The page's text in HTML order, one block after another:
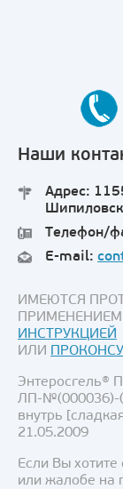
Наши
Адрес:
Телефон/
E-mail:
ИМЕЮТСЯ
ИНСТРУКЦИЕЙ
ИЛИ
Энтеросгель®
ЛП-№(000036)-
внутрь
21.05.2009
Если Вы
или жалобе на